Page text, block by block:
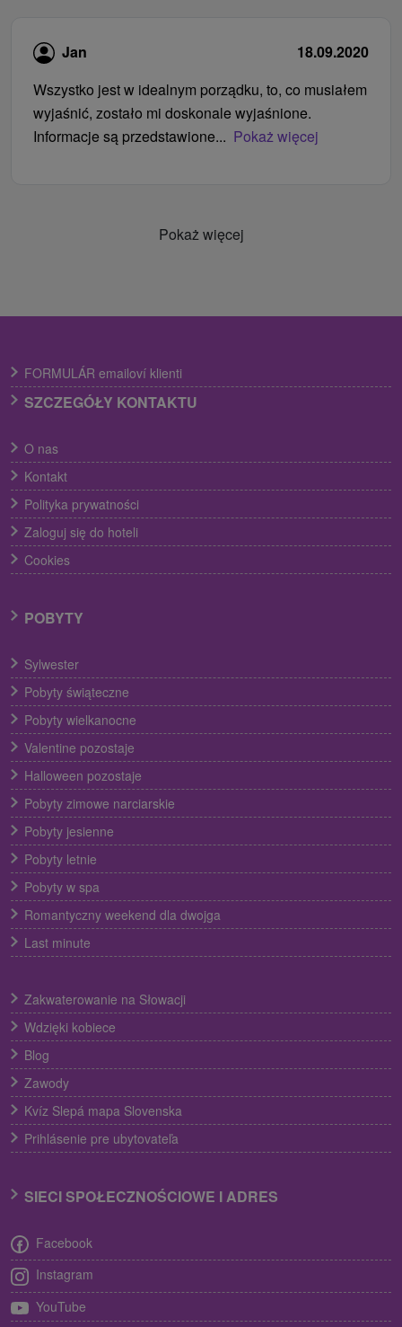
Jan
18.09.2020
Wszystko jest w idealnym porządku, to, co musiałem
wyjaśnić, zostało mi doskonale wyjaśnione.
Informacje są przedstawione... Pokaż więcej
Pokaż więcej
FORMULÁR emailoví klienti
SZCZEGÓŁY KONTAKTU
O nas
Kontakt
Polityka prywatności
Zaloguj się do hoteli
Cookies
POBYTY
Sylwester
Pobyty świąteczne
Pobyty wielkanocne
Valentine pozostaje
Halloween pozostaje
Pobyty zimowe narciarskie
Pobyty jesienne
Pobyty letnie
Pobyty w spa
Romantyczny weekend dla dwojga
Last minute
Zakwaterowanie na Słowacji
Wdzięki kobiece
Blog
Zawody
Kvíz Slepá mapa Slovenska
Prihlásenie pre ubytovateľa
SIECI SPOŁECZNOŚCIOWE I ADRES
Facebook
Instagram
YouTube